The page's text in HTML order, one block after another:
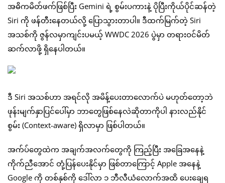
အဓိကမိတ်ဖက်ဖြစ်ပြီး Gemini ရဲ့ စွမ်းပကားနဲ့ ပိုပြီးကိုယ်ပိုင်ဆန်တဲ့
Siri ကို ဖန်တီးနေတယ်လို့ ပြောသွားတာပါ။ ဒီထက်မြက်တဲ့ Siri
အသစ်ကို ဇွန်လမှာကျင်းပမယ့် WWDC 2026 ပွဲမှာ တရားဝင်မိတ်
ဆက်လာဖို့ ရှိနေပါတယ်။
ဒီ Siri အသစ်ဟာ အရင်လို အမိန့်ပေးတာလောက်ပဲ မဟုတ်တော့ဘဲ
ဖုန်းမျက်နှာပြင်ပေါ်မှာ ဘာတွေဖြစ်နေလဲဆိုတာကိုပါ နားလည်နိုင်
စွမ်း (Context-aware) ရှိလာမှာ ဖြစ်ပါတယ်။
အက်ပ်တွေထဲက အချက်အလက်တွေကို ကြည့်ပြီး အခြေအနေနဲ့
ကိုက်ညီအောင် တုံ့ပြန်ပေးနိုင်မှာ ဖြစ်တာကြောင့် Apple အနေနဲ့
Google ကို တစ်နှစ်ကို ဒေါ်လာ ၁ ဘီလီယံလောက်အထိ ပေးချေရ